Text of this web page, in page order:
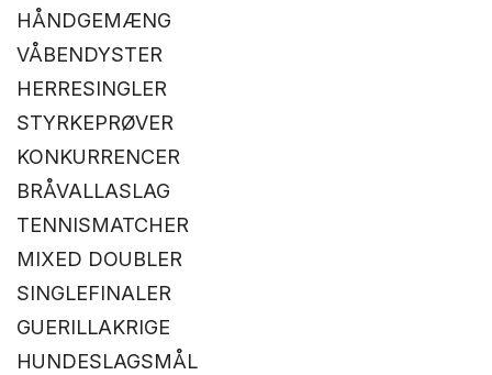
HÅNDGEMÆNG
VÅBENDYSTER
HERRESINGLER
STYRKEPRØVER
KONKURRENCER
BRÅVALLASLAG
TENNISMATCHER
MIXED DOUBLER
SINGLEFINALER
GUERILLAKRIGE
HUNDESLAGSMÅL